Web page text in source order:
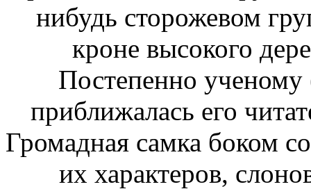
нибудь сторожевом
кроне высокого
Постепенно
приближалась его
Громадная самка боком
их характеров,